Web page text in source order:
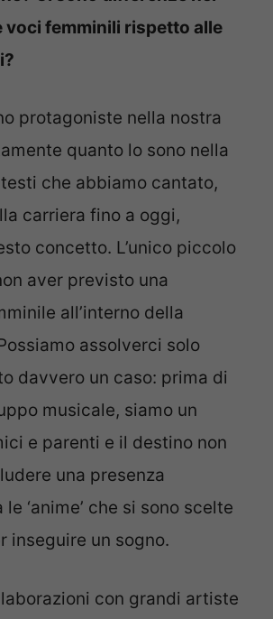
voci femminili rispetto alle
protagoniste nella nostra
quanto lo sono nella
che abbiamo cantato,
carriera fino a oggi,
concetto. L’unico piccolo
aver previsto una
all’interno della
assolverci solo
davvero un caso: prima di
musicale, siamo un
e parenti e il destino non
una presenza
‘anime’ che si sono scelte
inseguire un sogno.
con grandi artiste